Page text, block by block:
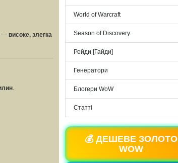
— високе, злегка
.
World of Warcraft
Season of Discovery
Рейди [Гайди]
Генератори
Блогери WoW
Статті
💰 ДЕШЕВЕ ЗОЛОТО
WOW